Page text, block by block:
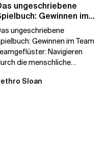
ungeschriebene
Gewinnen im
ungeschriebene
Gewinnen im Team
Navigieren
die menschliche
hat „Wir...
Sloan